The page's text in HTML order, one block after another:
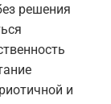
решения
и